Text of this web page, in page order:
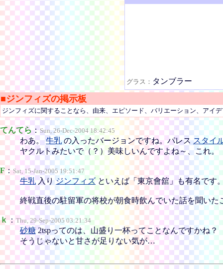
グラス： タンブラー
■ジンフィズの掲示板
ジンフィズに関することなら、由来、エピソード、バリエーション、アイ
てんてら：Sun, 26-Dec-2004 18:42:45
わあ。牛乳の入ったバージョンですね。パレススタイ
ヤクルトみたいで（？）美味しいんですよね～、これ。
F：Sat, 15-Jan-2005 19:51:47
牛乳入りジンフィズといえば「東京會舘」も有名です
終戦直後の駐留軍の将校が朝食時飲んでいた話を聞いた
ｋ：Thu, 29-Sep-2005 03:21:34
砂糖2tspってのは、山盛り一杯ってことなんですかね？
そうじゃないと甘さが足りない気が…